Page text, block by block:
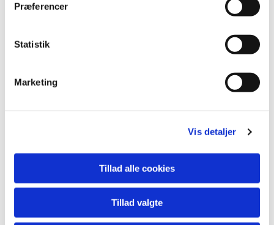
Præferencer
Statistik
Marketing
Vis detaljer
Tillad alle cookies
Tillad valgte
20402024 Undervandslampe 12V - 20W, krom. For Ø44 mm
hul
20405024 Undervandslampe 12V - 50W, krom. For Ø60 mm
hul
Ønskes LED eller lamper med farvet lys, venligst kontakt os for